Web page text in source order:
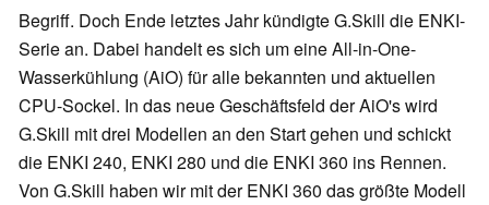
Begriff. Doch Ende letztes Jahr kündigte G.Skill die ENKI-
Serie an. Dabei handelt es sich um eine All-in-One-
Wasserkühlung (AiO) für alle bekannten und aktuellen
CPU-Sockel. In das neue Geschäftsfeld der AiO's wird
G.Skill mit drei Modellen an den Start gehen und schickt
die ENKI 240, ENKI 280 und die ENKI 360 ins Rennen.
Von G.Skill haben wir mit der ENKI 360 das größte Modell